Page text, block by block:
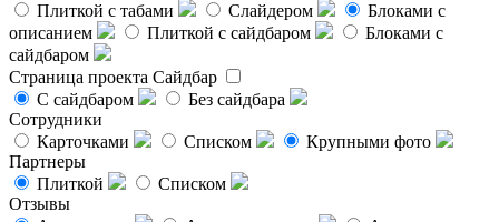
Плиткой с табами
Слайдером
Блоками с
описанием
Плиткой с сайдбаром
Блоками с
сайдбаром
Страница проекта Сайдбар
С сайдбаром
Без сайдбара
Сотрудники
Карточками
Списком
Крупными фото
Партнеры
Плиткой
Списком
Отзывы